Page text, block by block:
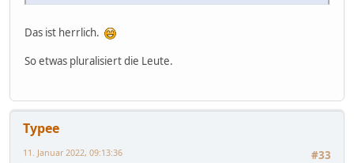
Das ist herrlich.
So etwas pluralisiert die Leute.
Typee
#33
11. Januar 2022, 09:13:36